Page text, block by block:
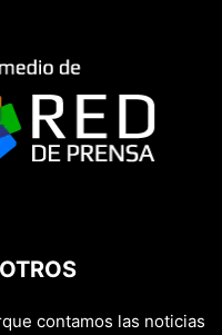
contamos las noticias